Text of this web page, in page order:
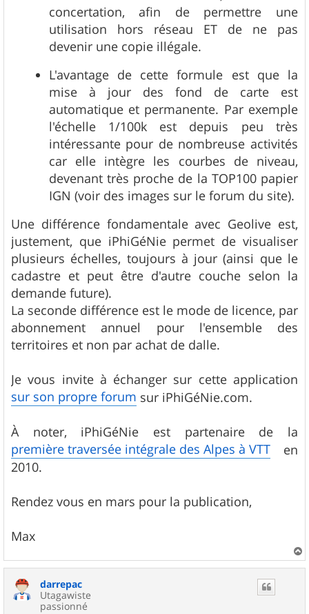
concertation, afin de permettre une
utilisation hors réseau ET de ne pas
devenir une copie illégale.
L'avantage de cette formule est que la
mise à jour des fond de carte est
automatique et permanente. Par exemple
l'échelle 1/100k est depuis peu très
intéressante pour de nombreuse activités
car elle intègre les courbes de niveau,
devenant très proche de la TOP100 papier
IGN (voir des images sur le forum du site).
Une différence fondamentale avec Geolive est,
justement, que iPhiGéNie permet de visualiser
plusieurs échelles, toujours à jour (ainsi que le
cadastre et peut être d'autre couche selon la
demande future).
La seconde différence est le mode de licence, par
abonnement annuel pour l'ensemble des
territoires et non par achat de dalle.
Je vous invite à échanger sur cette application
sur son propre forum sur iPhiGéNie.com.
À noter, iPhiGéNie est partenaire de la
première traversée intégrale des Alpes à VTT en
2010.
Rendez vous en mars pour la publication,
Max
a
darrepac
Utagawiste
passionné